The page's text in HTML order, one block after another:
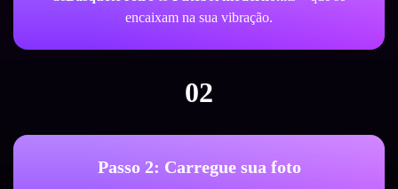
encaixam na sua vibração.
02
Passo 2: Carregue sua foto